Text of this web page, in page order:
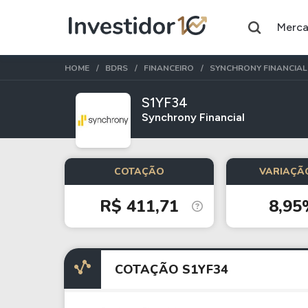
Assuntos do momento
Índice
Ibovespa
Ação
Ações
Taesa
Itausa
Ambev
FIIs
XPML11
RECR11
HOME BDRS FINANCEIRO SYNCHRONY FINANCIAL
S1YF34
Synchrony Financial
COTAÇÃO
R$ 411,71
COTAÇÃO S1YF34